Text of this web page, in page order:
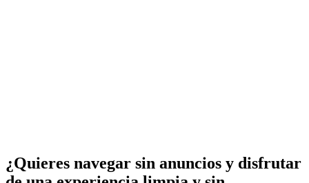
¿Quieres navegar sin anuncios y disfrutar